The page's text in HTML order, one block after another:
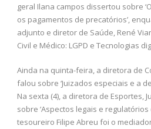
geral Ilana campos dissertou sobre
os pagamentos de precatórios’,
adjunto e diretor de Saúde, René
Civil e Médico: LGPD e Tecnologias
Ainda na quinta-feira, a diretora de
falou sobre ‘Juizados especiais e a
Na sexta (4), a diretora de Esportes,
sobre ‘Aspectos legais e
tesoureiro Filipe Abreu foi o